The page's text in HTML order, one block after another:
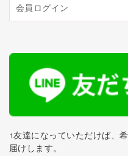
会員ログイン
↑友達になっていただけば、
届けします。